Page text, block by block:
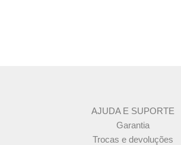
AJUDA E SUPORTE
Garantia
Trocas e devoluções